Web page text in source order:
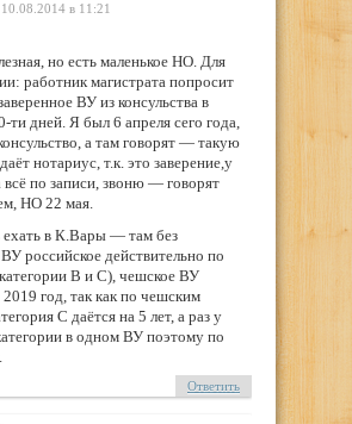
10.08.2014 в 11:21
но есть маленькое НО. Для
работник магистрата попросит
ВУ из консульства в
ти дней. Я был 6 апреля сего года,
а там говорят — такую
нотариус, т.к. это заверение,у
всё по записи, звоню — говорят
НО 22 мая.
в К.Вары — там без
российское действительно по
В и С), чешское ВУ
год, так как по чешским
С даётся на 5 лет, а раз у
в одном ВУ поэтому по
Ответить